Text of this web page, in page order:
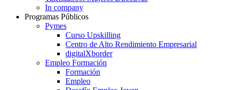
In company
Programas Públicos
Pymes
Curso Upskilling
Centro de Alto Rendimiento Empresarial
digitalXborder
Empleo Formación
Formación
Empleo